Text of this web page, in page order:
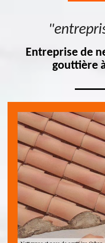
Entreprise de
gouttière